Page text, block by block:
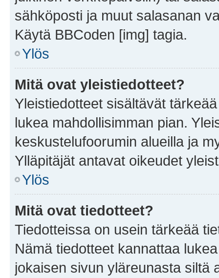
sähköposti ja muut salasanan
Käytä BBCoden [img] tagia.
Ylös
Mitä ovat yleistiedotteet?
Yleistiedotteet sisältävät
lukea mahdollisimman pian.
keskustelufoorumin alueilla ja
Ylläpitäjät antavat oikeudet
Ylös
Mitä ovat tiedotteet?
Tiedotteissa on usein tärkeää
Nämä tiedotteet kannattaa
jokaisen sivun yläreunasta siltä